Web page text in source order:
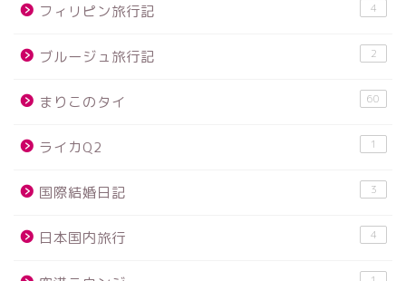
フィリピン旅行記 4
ブルージュ旅行記 2
まりこのタイ 60
ライカQ2 1
国際結婚日記 3
日本国内旅行 4